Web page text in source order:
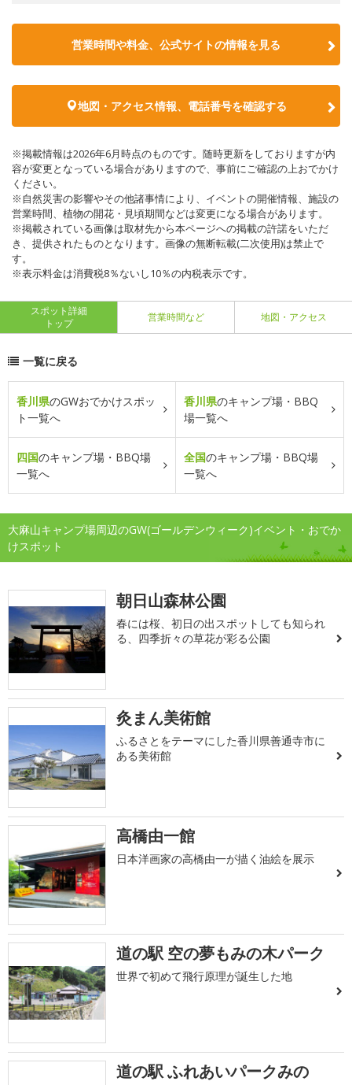
営業時間や料金、公式サイトの情報を見る
地図・アクセス情報、電話番号を確認する
※掲載情報は2026年6月時点のものです。随時更新をしておりますが内
容が変更となっている場合がありますので、事前にご確認の上おでかけ
ください。
※自然災害の影響やその他諸事情により、イベントの開催情報、施設の
営業時間、植物の開花・見頃期間などは変更になる場合があります。
※掲載されている画像は取材先から本ページへの掲載の許諾をいただ
き、提供されたものとなります。画像の無断転載(二次使用)は禁止で
す。
※表示料金は消費税8％ないし10％の内税表示です。
スポット詳細
トップ
営業時間など 地図・アクセス
一覧に戻る
香川県のGWおでかけスポッ
ト一覧へ
香川県のキャンプ場・BBQ
場一覧へ
四国のキャンプ場・BBQ場
一覧へ
全国のキャンプ場・BBQ場
一覧へ
大麻山キャンプ場周辺のGW(ゴールデンウィーク)イベント・おでか
けスポット
朝日山森林公園
春には桜、初日の出スポットしても知られ
る、四季折々の草花が彩る公園
灸まん美術館
ふるさとをテーマにした香川県善通寺市に
ある美術館
高橋由一館
日本洋画家の高橋由一が描く油絵を展示
道の駅 空の夢もみの木パーク
世界で初めて飛行原理が誕生した地
道の駅 ふれあいパークみの